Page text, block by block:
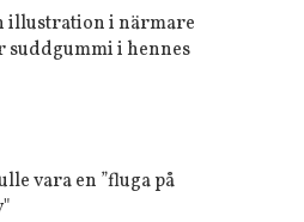
illustration i närmare
suddgummi i hennes
vara en ”fluga på